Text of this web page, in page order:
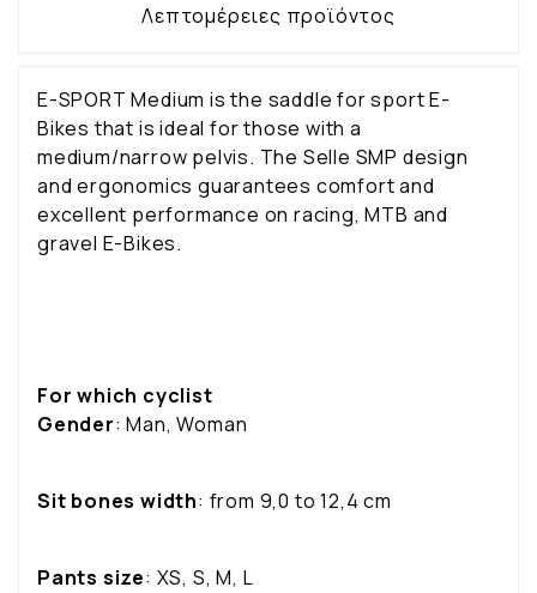
Λεπτομέρειες προϊόντος
E-SPORT Medium is the saddle for sport E-
Bikes that is ideal for those with a
medium/narrow pelvis. The Selle SMP design
and ergonomics guarantees comfort and
excellent performance on racing, MTB and
gravel E-Bikes.
For which cyclist
Gender: Man, Woman
Sit bones width: from 9,0 to 12,4 cm
Pants size: XS, S, M, L